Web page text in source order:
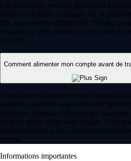
Les utilisateurs peuvent également
réduits et d'autres avantages sur la
Up, sous réserve d'éligibilité. Vérifiez
consulter la grille tarifaire et le spread les
un ordre.
Comment alimenter mon compte avant de
Vous pouvez alimenter votre compte sur
plusieurs manières avant de trader
dépôts en monnaie fiduciaire par
carte de débit, selon votre région. Vous
directement des actifs numériques
crypto.
Informations importantes